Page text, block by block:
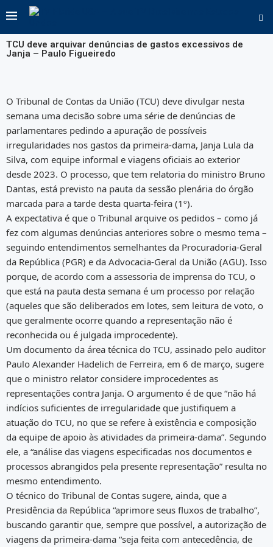
TCU deve arquivar denúncias de gastos excessivos de
Janja – Paulo Figueiredo
O Tribunal de Contas da União (TCU) deve divulgar nesta
semana uma decisão sobre uma série de denúncias de
parlamentares pedindo a apuração de possíveis
irregularidades nos gastos da primeira-dama, Janja Lula da
Silva, com equipe informal e viagens oficiais ao exterior
desde 2023. O processo, que tem relatoria do ministro Bruno
Dantas, está previsto na pauta da sessão plenária do órgão
marcada para a tarde desta quarta-feira (1º).
A expectativa é que o Tribunal arquive os pedidos – como já
fez com algumas denúncias anteriores sobre o mesmo tema –
seguindo entendimentos semelhantes da Procuradoria-Geral
da República (PGR) e da Advocacia-Geral da União (AGU). Isso
porque, de acordo com a assessoria de imprensa do TCU, o
que está na pauta desta semana é um processo por relação
(aqueles que são deliberados em lotes, sem leitura de voto, o
que geralmente ocorre quando a representação não é
reconhecida ou é julgada improcedente).
Um documento da área técnica do TCU, assinado pelo auditor
Paulo Alexander Hadelich de Ferreira, em 6 de março, sugere
que o ministro relator considere improcedentes as
representações contra Janja. O argumento é de que “não há
indícios suficientes de irregularidade que justifiquem a
atuação do TCU, no que se refere à existência e composição
da equipe de apoio às atividades da primeira-dama”. Segundo
ele, a “análise das viagens especificadas nos documentos e
processos abrangidos pela presente representação” resulta no
mesmo entendimento.
O técnico do Tribunal de Contas sugere, ainda, que a
Presidência da República “aprimore seus fluxos de trabalho”,
buscando garantir que, sempre que possível, a autorização de
viagens da primeira-dama “seja feita com antecedência, de